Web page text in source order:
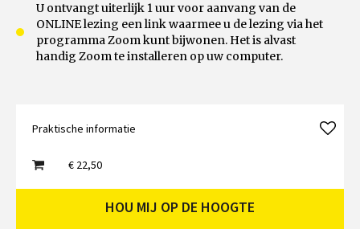
U ontvangt uiterlijk 1 uur voor aanvang van de
ONLINE lezing een link waarmee u de lezing via het
programma Zoom kunt bijwonen. Het is alvast
handig Zoom te installeren op uw computer.
Praktische informatie
€ 22,50
HOU MIJ OP DE HOOGTE